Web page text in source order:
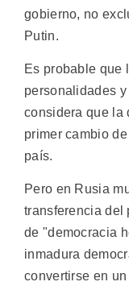
gobierno, no
Putin.
Es probable que
personalidades
considera que la
primer cambio
país.
Pero en Rusia
transferencia del
de "democracia
inmadura
convertirse en